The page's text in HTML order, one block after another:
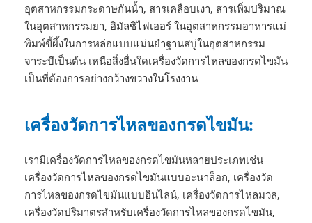
อุตสาหกรรมกระดาษกันน้ำ, สารเคลือบเงา, สารเพิ่มปริมาณ
ในอุตสาหกรรมยา, อิมัลซิไฟเออร์ ในอุตสาหกรรมอาหารแม่
พิมพ์ขี้ผึ้งในการหล่อแบบแม่นยำฐานสบู่ในอุตสาหกรรม
จาระบีเป็นต้น เหนือสิ่งอื่นใดเครื่องวัดการไหลของกรดไขมัน
เป็นที่ต้องการอย่างกว้างขวางในโรงงาน
เครื่องวัดการไหลของกรดไขมัน:
เรามีเครื่องวัดการไหลของกรดไขมันหลายประเภทเช่น
เครื่องวัดการไหลของกรดไขมันแบบอะนาล็อก, เครื่องวัด
การไหลของกรดไขมันแบบอินไลน์, เครื่องวัดการไหลมวล,
เครื่องวัดปริมาตรสำหรับเครื่องวัดการไหลของกรดไขมัน,